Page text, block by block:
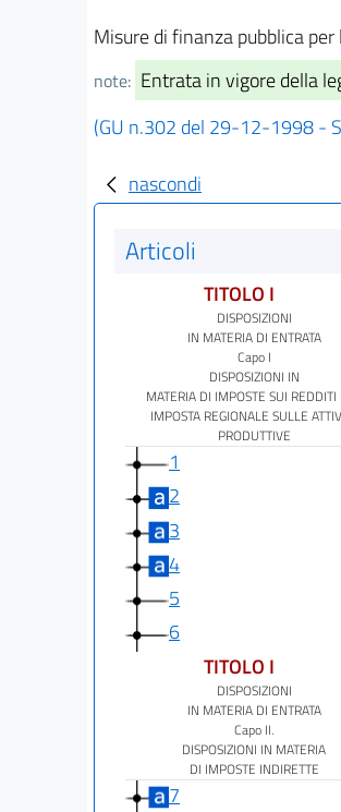
Misure di finanza pubblica
note: Entrata in vigore della
(GU n.302 del 29-12-1998 -
nascondi
Articoli
TITOLO I
DISPOSIZIONI
IN MATERIA DI ENTRATA
Capo I
DISPOSIZIONI IN
MATERIA DI IMPOSTE SUI REDDITI
IMPOSTA REGIONALE SULLE
PRODUTTIVE
1
2
3
4
5
6
TITOLO I
DISPOSIZIONI
IN MATERIA DI ENTRATA
Capo II.
DISPOSIZIONI IN MATERIA
DI IMPOSTE INDIRETTE
7